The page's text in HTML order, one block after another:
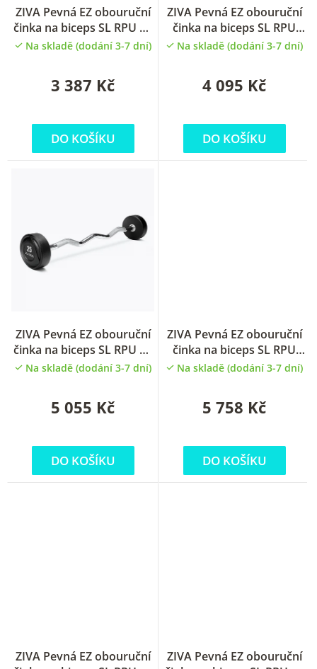
u
k
ZIVA Pevná EZ obouruční
činka na biceps SL RPU 10
kg
Na skladě (dodání 3-7 dní)
3 387 Kč
DO KOŠÍKU
ZIVA Pevná EZ obouruční
činka na biceps SL RPU
12.5 kg
Na skladě (dodání 3-7 dní)
4 095 Kč
DO KOŠÍKU
ZIVA Pevná EZ obouruční
činka na biceps SL RPU 15
kg
Na skladě (dodání 3-7 dní)
5 055 Kč
DO KOŠÍKU
ZIVA Pevná EZ obouruční
činka na biceps SL RPU
17.5 kg
Na skladě (dodání 3-7 dní)
5 758 Kč
DO KOŠÍKU
ZIVA Pevná EZ obouruční
ZIVA Pevná EZ obouruční